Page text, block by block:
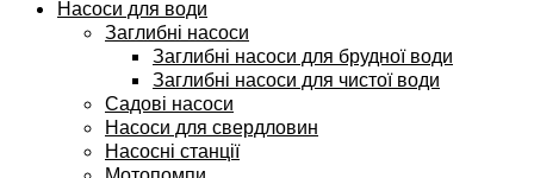
Насоси для води
Заглибні насоси
Заглибні насоси для брудної води
Заглибні насоси для чистої води
Садові насоси
Насоси для свердловин
Насосні станції